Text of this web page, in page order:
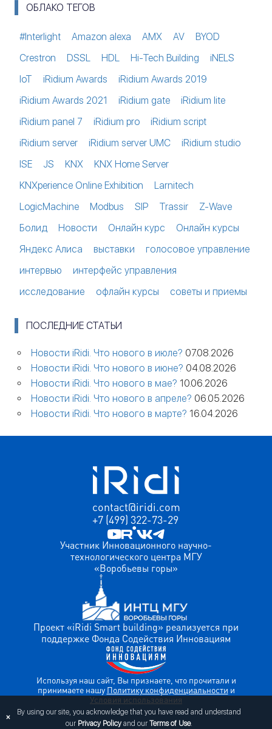
ОБЛАКО ТЕГОВ
#Interlight Amazon alexa AMX AV
BYOD
Crestron
DSSL HDL Hi-Tech Building
iNELS
IoT
iRidium Awards
iRidium Awards 2019
iRidium Awards 2021
iRidium gate
iRidium lite
iRidium panel 7
iRidium pro
iRidium script
iRidium server
iRidium server UMC
iRidium studio
ISE
JS KNX
KNX Home Server
KNXperience Online Exhibition
Larnitech
LogicMachine
Modbus SIP Trassir
Z-Wave
Болид
Новости Онлайн курс
Онлайн курсы
Яндекс Алиса
выставки
голосовое управление
интервью
интерфейс управления
исследование
офлайн курсы советы и приемы
ПОСЛЕДНИЕ СТАТЬИ
Новости iRidi. Что нового в июле? 07.08.2026
Новости iRidi. Что нового в июне? 04.08.2026
Новости iRidi. Что нового в мае? 10.06.2026
Новости iRidi. Что нового в апреле? 06.05.2026
Новости iRidi. Что нового в марте? 16.04.2026
contact@iridi.com
+7 (499) 322-73-29
Участник Инновационного научно-
технологического центра МГУ
«Воробьевы горы»
Проект «iRidi Smart building» реализуется при
поддержке Фонда Содействия Инновациям
Используя наш сайт, Вы признаете, что прочитали и
принимаете нашу Политику конфиденциальности и
Условия использования
×
By using our site, you acknowledge that you have read and understand
our Privacy Policyand our Terms of Use.